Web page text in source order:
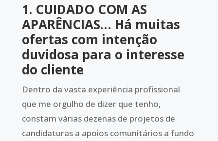
1. CUIDADO COM AS
APARÊNCIAS… Há muitas
ofertas com intenção
duvidosa para o interesse
do cliente
Dentro da vasta experiência profissional
que me orgulho de dizer que tenho,
constam várias dezenas de projetos de
candidaturas a apoios comunitários a fundo